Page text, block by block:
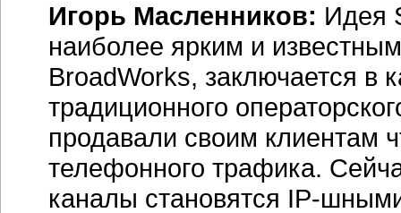
Игорь Масленников: Идея
наиболее ярким и
BroadWorks, заключается в
традиционного
продавали своим клиентам
телефонного трафика.
каналы становятся IP-